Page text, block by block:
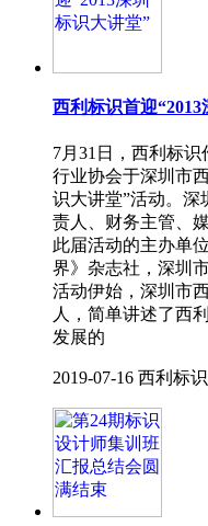
西利标识首迎
7月31日，西利标
行业协会于深圳市
识大讲堂”活动。深
责人、财务主管、
此届活动的主办单
界》杂志社，深圳
活动伊始，深圳市
人，简单讲述了西
发展的
2019-07-16 西利标识